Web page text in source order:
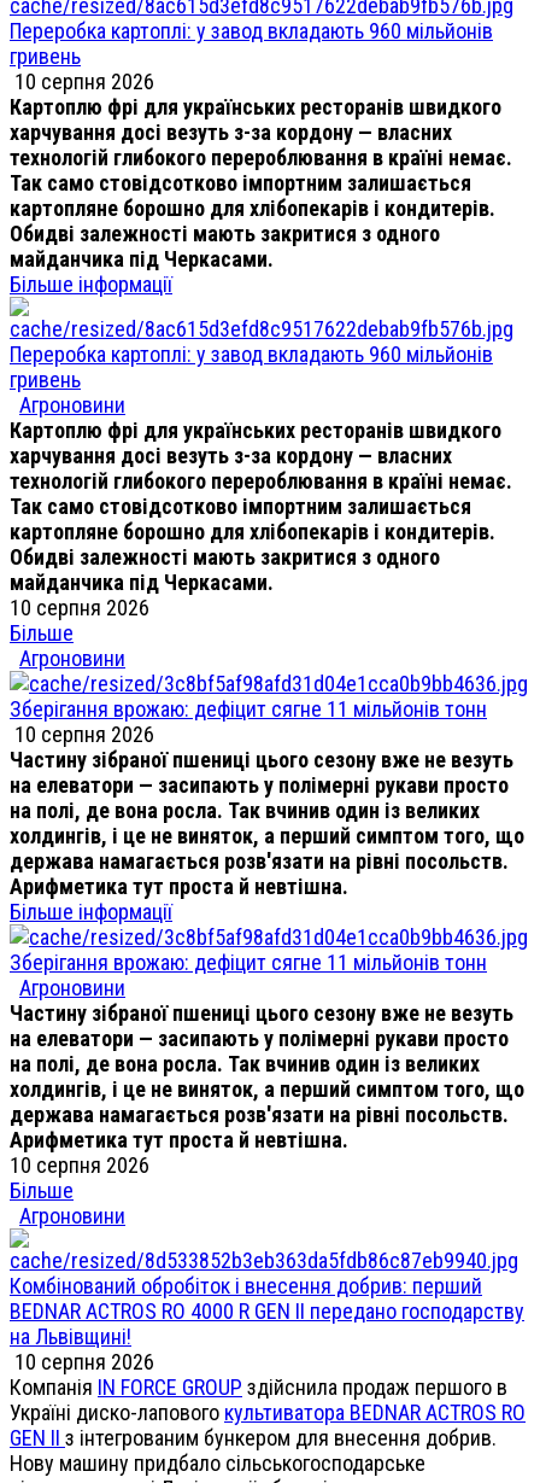
Переробка картоплі: у завод вкладають 960 мільйонів
гривень
10 серпня 2026
Картоплю фрі для українських ресторанів швидкого
харчування досі везуть з-за кордону — власних
технологій глибокого перероблювання в країні немає.
Так само стовідсотково імпортним залишається
картопляне борошно для хлібопекарів і кондитерів.
Обидві залежності мають закритися з одного
майданчика під Черкасами.
Більше інформації
Переробка картоплі: у завод вкладають 960 мільйонів
гривень
Агроновини
Картоплю фрі для українських ресторанів швидкого
харчування досі везуть з-за кордону — власних
технологій глибокого перероблювання в країні немає.
Так само стовідсотково імпортним залишається
картопляне борошно для хлібопекарів і кондитерів.
Обидві залежності мають закритися з одного
майданчика під Черкасами.
10 серпня 2026
Більше
Агроновини
Зберігання врожаю: дефіцит сягне 11 мільйонів тонн
10 серпня 2026
Частину зібраної пшениці цього сезону вже не везуть
на елеватори — засипають у полімерні рукави просто
на полі, де вона росла. Так вчинив один із великих
холдингів, і це не виняток, а перший симптом того, що
держава намагається розв'язати на рівні посольств.
Арифметика тут проста й невтішна.
Більше інформації
Зберігання врожаю: дефіцит сягне 11 мільйонів тонн
Агроновини
Частину зібраної пшениці цього сезону вже не везуть
на елеватори — засипають у полімерні рукави просто
на полі, де вона росла. Так вчинив один із великих
холдингів, і це не виняток, а перший симптом того, що
держава намагається розв'язати на рівні посольств.
Арифметика тут проста й невтішна.
10 серпня 2026
Більше
Агроновини
Комбінований обробіток і внесення добрив: перший
BEDNAR ACTROS RO 4000 R GEN II передано господарству
на Львівщині!
10 серпня 2026
Компанія IN FORCE GROUP здійснила продаж першого в
Україні диско-лапового культиватора BEDNAR ACTROS RO
GEN II з інтегрованим бункером для внесення добрив.
Нову машину придбало сільськогосподарське